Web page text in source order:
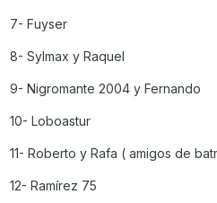
7- Fuyser
8- Sylmax y Raquel
9- Nigromante 2004 y Fernando
10- Loboastur
11- Roberto y Rafa ( amigos de
12- Ramírez 75